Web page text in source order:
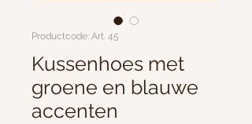
Productcode: Art. 45
Kussenhoes met
groene en blauwe
accenten